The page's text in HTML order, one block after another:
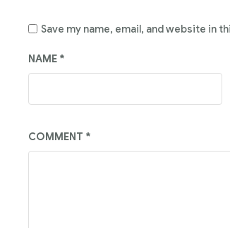
COMMENT *
NAME *
Save my name, email, and website in